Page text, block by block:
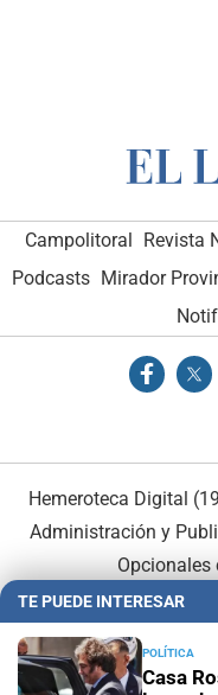
Campolitoral Revista
Podcasts Mirador
Hemeroteca Digital
Administración y
Opcionales
TE PUEDE INTERESAR
POLÍTICA
Casa